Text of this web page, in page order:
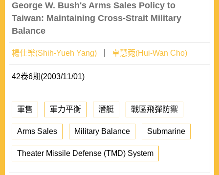
George W. Bush's Arms Sales Policy to
Taiwan: Maintaining Cross-Strait Military
Balance
楊仕樂(Shih-Yueh Yang) 卓慧菀(Hui-Wan Cho)
42卷6期(2003/11/01)
軍售 軍力平衡 潛艇 戰區飛彈防禦
Arms Sales Military Balance Submarine
Theater Missile Defense (TMD) System